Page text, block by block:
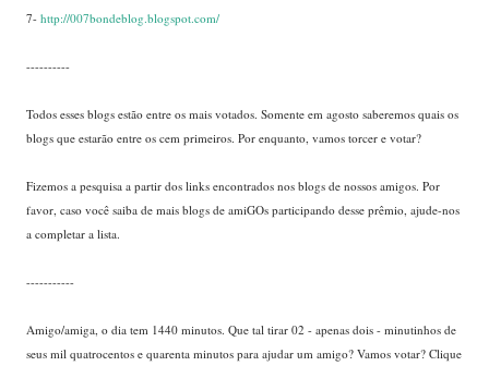
7- http://007bondeblog.blogspot.com/
----------
Todos esses blogs estão entre os mais votados. Somente em agosto saberemos quais os
blogs que estarão entre os cem primeiros. Por enquanto, vamos torcer e votar?
Fizemos a pesquisa a partir dos links encontrados nos blogs de nossos amigos. Por
favor, caso você saiba de mais blogs de amiGOs participando desse prêmio, ajude-nos
a completar a lista.
-----------
Amigo/amiga, o dia tem 1440 minutos. Que tal tirar 02 - apenas dois - minutinhos de
seus mil quatrocentos e quarenta minutos para ajudar um amigo? Vamos votar? Clique